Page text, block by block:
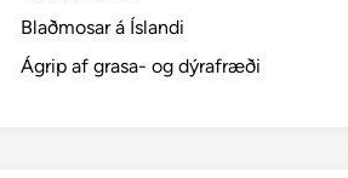
Blaðmosar á Íslandi
Ágrip af grasa- og dýrafræði